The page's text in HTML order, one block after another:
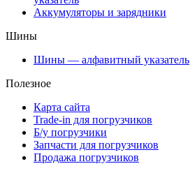
Аккумуляторы и зарядники
Шины
Шины — алфавитный указатель
Полезное
Карта сайта
Trade-in для погрузчиков
Б/у погрузчики
Запчасти для погрузчиков
Продажа погрузчиков